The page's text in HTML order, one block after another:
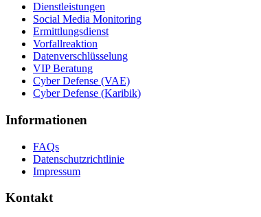
Dienstleistungen
Social Media Monitoring
Ermittlungsdienst
Vorfallreaktion
Datenverschlüsselung
VIP Beratung
Cyber Defense (VAE)
Cyber Defense (Karibik)
Informationen
FAQs
Datenschutzrichtlinie
Impressum
Kontakt